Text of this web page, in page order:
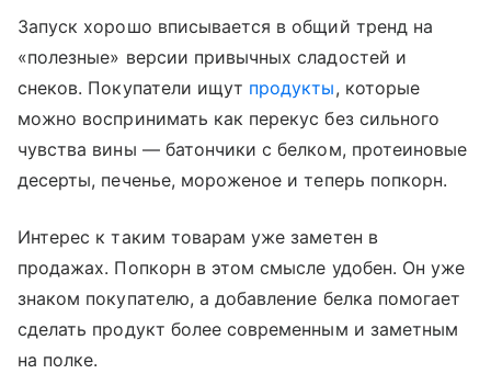
Запуск хорошо вписывается в общий тренд на
«полезные» версии привычных сладостей и
снеков. Покупатели ищут продукты, которые
можно воспринимать как перекус без сильного
чувства вины — батончики с белком, протеиновые
десерты, печенье, мороженое и теперь попкорн.
Интерес к таким товарам уже заметен в
продажах. Попкорн в этом смысле удобен. Он уже
знаком покупателю, а добавление белка помогает
сделать продукт более современным и заметным
на полке.